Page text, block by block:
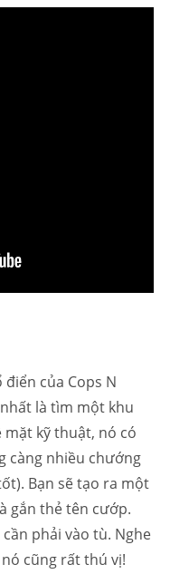
của Cops N
là tìm một khu
kỹ thuật, nó có
càng nhiều chướng
Bạn sẽ tạo ra một
gắn thẻ tên cướp.
phải vào tù. Nghe
cũng rất thú vị!